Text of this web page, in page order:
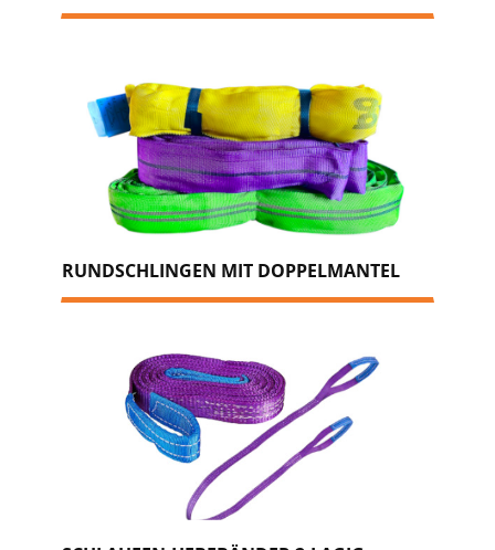
RUNDSCHLINGEN MIT DOPPELMANTEL